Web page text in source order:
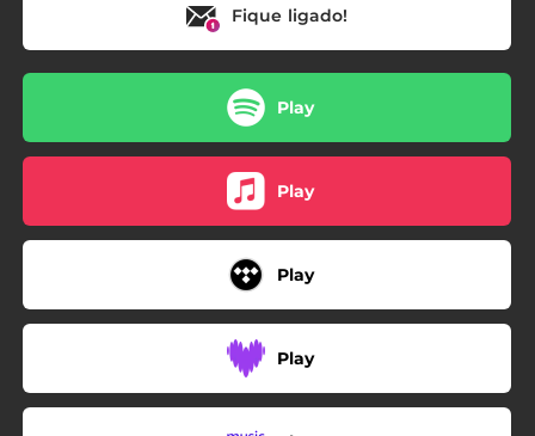
Fique ligado!
Play
Play
Play
Play